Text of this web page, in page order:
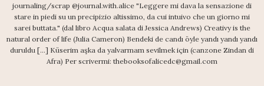
journaling/scrap @journal.with.alice "Leggere mi dava la sensazione di
stare in piedi su un precipizio altissimo, da cui intuivo che un giorno mi
sarei buttata." (dal libro Acqua salata di Jessica Andrews) Creativy is the
natural order of life (Julia Cameron) Bendeki de candı öyle yandı yandı yandı
duruldu [...] Küserim aşka da yalvarmam sevilmek için (canzone Zindan di
Afra) Per scrivermi: thebooksofalicedc@gmail.com